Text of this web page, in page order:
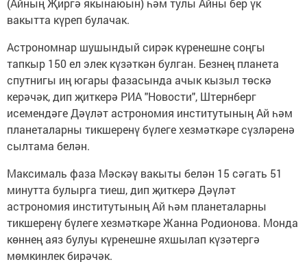
(Айның Җиргә якынаюын) һәм тулы Айны бер үк
вакытта күреп булачак.
Астрономнар шушындый сирәк күренешне соңгы
тапкыр 150 ел элек күзәткән булган. Безнең планета
спутнигы иң югары фазасында ачык кызыл төскә
керәчәк, дип җиткерә РИА "Новости", Штернберг
исемендәге Дәүләт астрономия институтының Ай һәм
планеталарны тикшеренү бүлеге хезмәткәре сүзләренә
сылтама белән.
Максималь фаза Мәскәү вакыты белән 15 сәгать 51
минутта булырга тиеш, дип җиткерә Дәүләт
астрономия институтының Ай һәм планеталарны
тикшеренү бүлеге хезмәткәре Жанна Родионова. Монда
көннең аяз булуы күренешне яхшылап күзәтергә
мөмкинлек бирәчәк.